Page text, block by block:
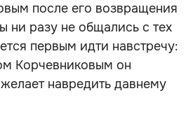
после его возвращения
ни разу не общались с тех
первым идти навстречу:
Корчевниковым он
навредить давнему